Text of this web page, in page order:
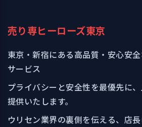
売り専ヒーローズ東京
東京・新宿にある高品質・安心安
サービス
プライバシーと安全性を最優先に
提供いたします。
ウリセン業界の裏側を伝える、店